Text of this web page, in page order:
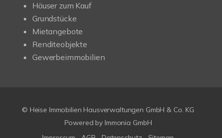
Häuser zum Kauf
Grundstücke
Mietangebote
Renditeobjekte
Gewerbeimmobilien
© Heise Immobilien Hausverwaltungen GmbH & Co. KG
Powered by Immonia GmbH